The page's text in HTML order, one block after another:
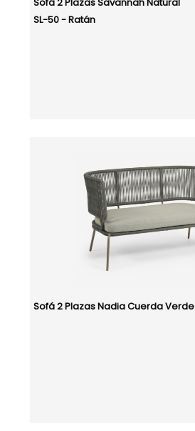
SL-50 - Ratán
Sofá 2 Plazas Nadia Cuerda Verde